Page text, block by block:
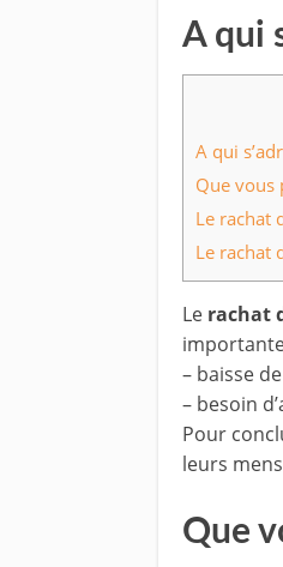
A qui
A qui
Que vous
Le rachat
Le rachat
Le rachat
– baisse
– besoin
Pour
leurs
Que